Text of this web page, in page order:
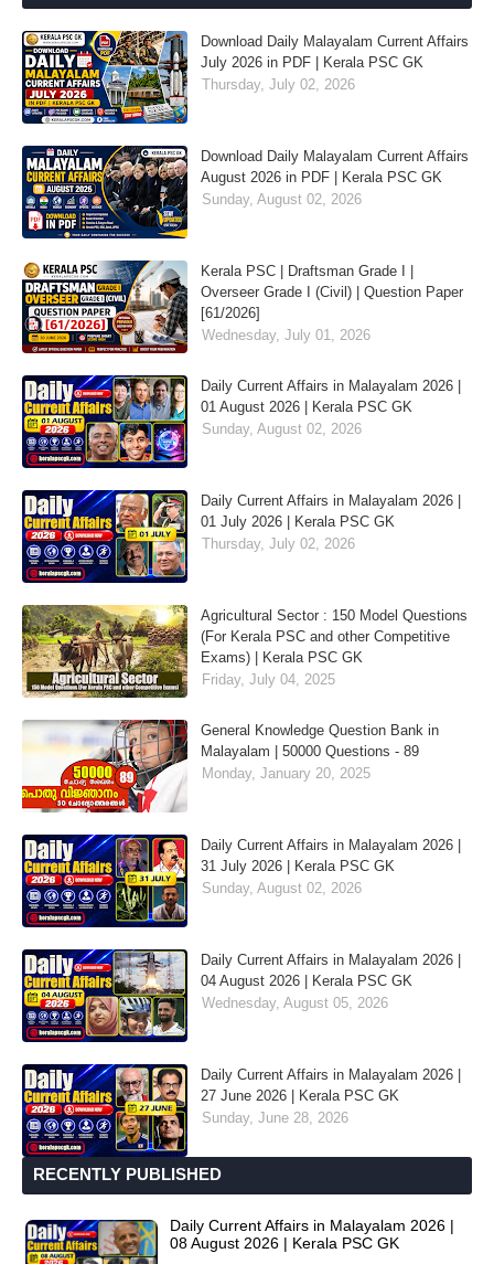
Download Daily Malayalam Current Affairs
July 2026 in PDF | Kerala PSC GK
Thursday, July 02, 2026
Download Daily Malayalam Current Affairs
August 2026 in PDF | Kerala PSC GK
Sunday, August 02, 2026
Kerala PSC | Draftsman Grade I |
Overseer Grade I (Civil) | Question Paper
[61/2026]
Wednesday, July 01, 2026
Daily Current Affairs in Malayalam 2026 |
01 August 2026 | Kerala PSC GK
Sunday, August 02, 2026
Daily Current Affairs in Malayalam 2026 |
01 July 2026 | Kerala PSC GK
Thursday, July 02, 2026
Agricultural Sector : 150 Model Questions
(For Kerala PSC and other Competitive
Exams) | Kerala PSC GK
Friday, July 04, 2025
General Knowledge Question Bank in
Malayalam | 50000 Questions - 89
Monday, January 20, 2025
Daily Current Affairs in Malayalam 2026 |
31 July 2026 | Kerala PSC GK
Sunday, August 02, 2026
Daily Current Affairs in Malayalam 2026 |
04 August 2026 | Kerala PSC GK
Wednesday, August 05, 2026
Daily Current Affairs in Malayalam 2026 |
27 June 2026 | Kerala PSC GK
Sunday, June 28, 2026
RECENTLY PUBLISHED
Daily Current Affairs in Malayalam 2026 |
08 August 2026 | Kerala PSC GK